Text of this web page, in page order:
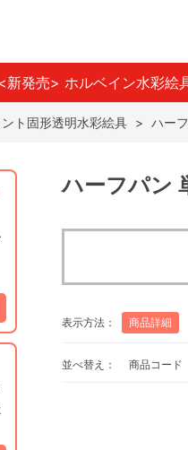
新発売> ホルベイン水彩
ト固形透明水彩絵具 > ハー
ハーフパン
表示方法： 商品詳細
並べ替え： 商品コード